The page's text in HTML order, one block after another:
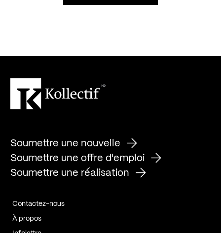
Soumettre une nouvelle
Soumettre une offre d'emploi
Soumettre une réalisation
Contactez-nous
À propos